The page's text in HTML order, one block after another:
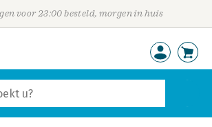
voor 23:00 besteld, morgen in huis